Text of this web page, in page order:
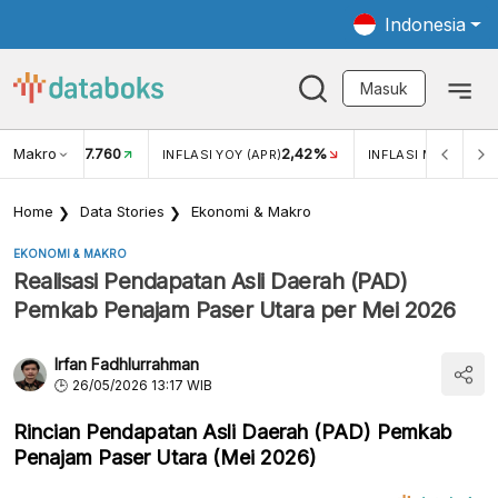
Indonesia
Masuk
Makro
USD/IDR 17.760 INFLASI YOY (APR)2,42% INFLASI MOM (APR)
Home Data Stories Ekonomi & Makro
EKONOMI & MAKRO
Realisasi Pendapatan Asli Daerah (PAD)
Pemkab Penajam Paser Utara per Mei 2026
Irfan Fadhlurrahman
26/05/2026 13:17 WIB
Rincian Pendapatan Asli Daerah (PAD) Pemkab
Penajam Paser Utara (Mei 2026)